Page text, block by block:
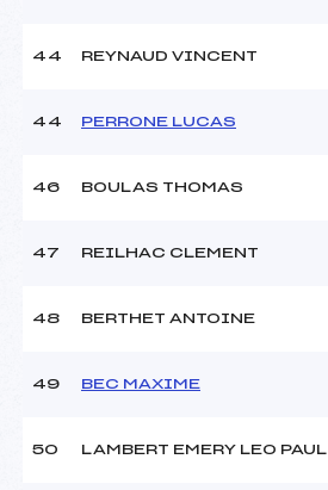
44 REYNAUD VINCENT
44 PERRONE LUCAS
46 BOULAS THOMAS
47 REILHAC CLEMENT
48 BERTHET ANTOINE
49 BEC MAXIME
50 LAMBERT EMERY LEO PAUL